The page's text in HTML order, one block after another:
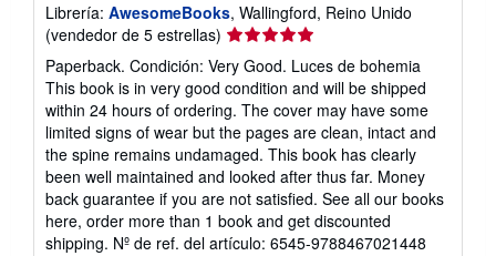
Librería: AwesomeBooks, Wallingford, Reino Unido
(vendedor de 5 estrellas) Calificación
del
vendedor:
5
de
5
estrellas
Paperback. Condición: Very Good. Luces de bohemia
This book is in very good condition and will be shipped
within 24 hours of ordering. The cover may have some
limited signs of wear but the pages are clean, intact and
the spine remains undamaged. This book has clearly
been well maintained and looked after thus far. Money
back guarantee if you are not satisfied. See all our books
here, order more than 1 book and get discounted
shipping. Nº de ref. del artículo: 6545-9788467021448